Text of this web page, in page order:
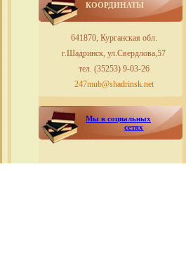
КООРДИНАТЫ
641870, Курганская обл.
г.Шадринск, ул.Свердлова,57
тел. (35253) 9-03-26
247mub@shadrinsk.net
Мы в социальных
сетях